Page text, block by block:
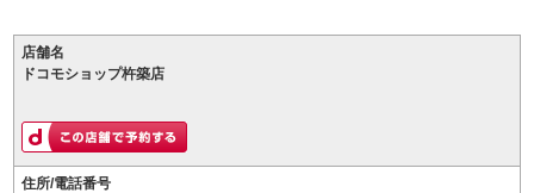
店舗名
ドコモショップ杵築店
住所/電話番号